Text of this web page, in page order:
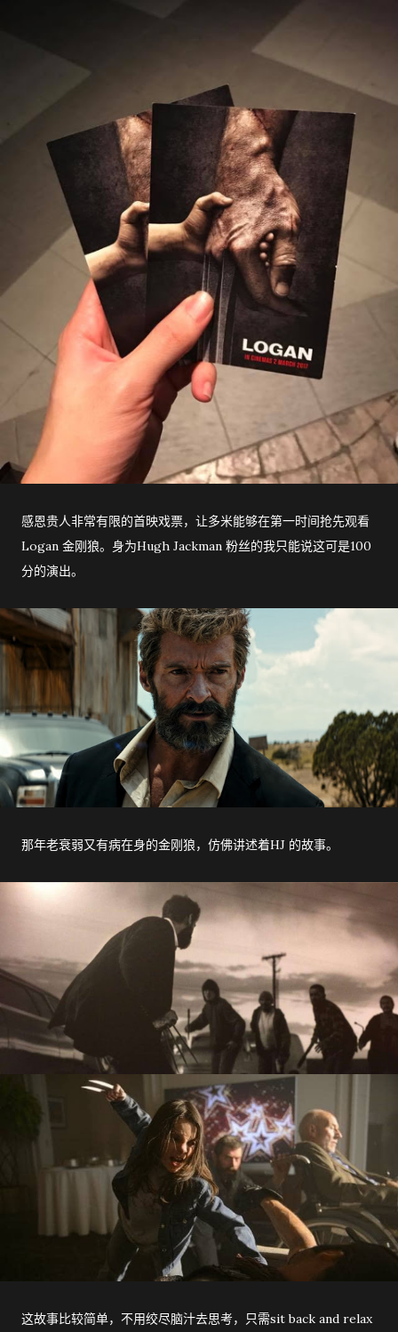
感恩贵人非常有限的首映戏票，让多米能够在第一时间抢先观看
Logan 金刚狼。身为Hugh Jackman 粉丝的我只能说这可是100
分的演出。
那年老衰弱又有病在身的金刚狼，仿佛讲述着HJ 的故事。
这故事比较简单，不用绞尽脑汁去思考，只需sit back and relax